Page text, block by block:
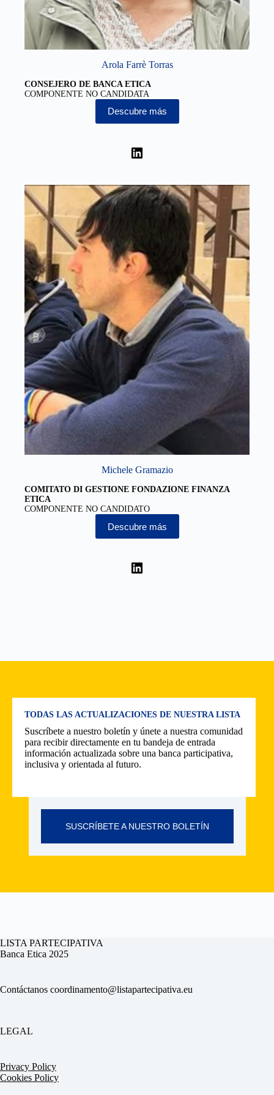
Arola Farrè Torras
CONSEJERO DE BANCA ETICA
COMPONENTE NO CANDIDATA
Descubre más
LinkedIn
Michele Gramazio
COMITATO DI GESTIONE FONDAZIONE FINANZA
ETICA
COMPONENTE NO CANDIDATO
Descubre más
LinkedIn
TODAS LAS ACTUALIZACIONES DE NUESTRA LISTA
Suscríbete a nuestro boletín y únete a nuestra comunidad
para recibir directamente en tu bandeja de entrada
información actualizada sobre una banca participativa,
inclusiva y orientada al futuro.
SUSCRÍBETE A NUESTRO BOLETÍN
LISTA PARTECIPATIVA
Banca Etica 2025
Contáctanos coordinamento@listapartecipativa.eu
LEGAL
Privacy Policy
Cookies Policy